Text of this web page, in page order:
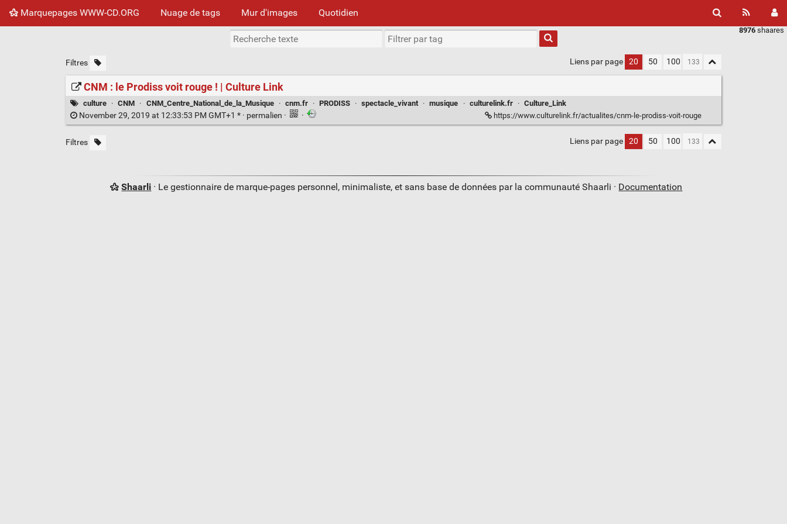
Marquepages WWW-CD.ORG Nuage de tags Mur d'images Quotidien
8976 shaares
Filtres Liens par page 20 50 100
CNM : le Prodiss voit rouge ! | Culture Link
culture · CNM · CNM_Centre_National_de_la_Musique · cnm.fr · PRODISS · spectacle_vivant · musique · culturelink.fr · Culture_Link
November 29, 2019 at 12:33:53 PM GMT+1 * · permalien · · https://www.culturelink.fr/actualites/cnm-le-prodiss-voit-rouge
Filtres Liens par page 20 50 100
Shaarli · Le gestionnaire de marque-pages personnel, minimaliste, et sans base de données par la communauté Shaarli · Documentation